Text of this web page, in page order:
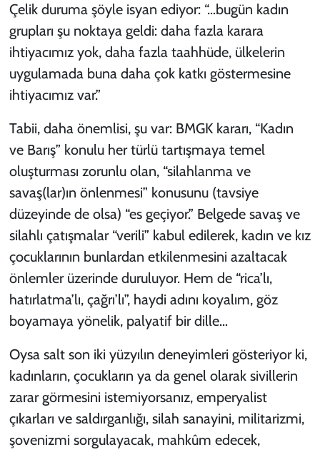
Çelik duruma şöyle isyan ediyor: “…bugün kadın
grupları şu noktaya geldi: daha fazla karara
ihtiyacımız yok, daha fazla taahhüde, ülkelerin
uygulamada buna daha çok katkı göstermesine
ihtiyacımız var.”
Tabii, daha önemlisi, şu var: BMGK kararı, “Kadın
ve Barış” konulu her türlü tartışmaya temel
oluşturması zorunlu olan, “silahlanma ve
savaş(lar)ın önlenmesi” konusunu (tavsiye
düzeyinde de olsa) “es geçiyor.” Belgede savaş ve
silahlı çatışmalar “verili” kabul edilerek, kadın ve kız
çocuklarının bunlardan etkilenmesini azaltacak
önlemler üzerinde duruluyor. Hem de “rica’lı,
hatırlatma’lı, çağrı’lı”, haydi adını koyalım, göz
boyamaya yönelik, palyatif bir dille…
Oysa salt son iki yüzyılın deneyimleri gösteriyor ki,
kadınların, çocukların ya da genel olarak sivillerin
zarar görmesini istemiyorsanız, emperyalist
çıkarları ve saldırganlığı, silah sanayini, militarizmi,
şovenizmi sorgulayacak, mahkûm edecek,